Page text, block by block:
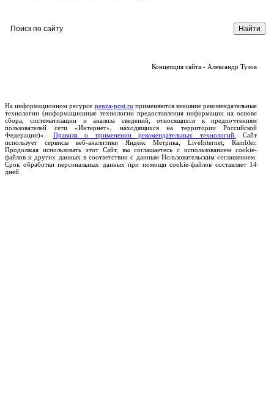
Концепция сайта - Александр Тузов
На информационном ресурсе penza-post.ru применяются внешние рекомендательные
технологии (информационные технологии предоставления информации на основе
сбора, систематизации и анализа сведений, относящихся к предпочтениям
пользователей сети «Интернет», находящихся на территории Российской
Федерации)». Правила о применении рекомендательных технологий.
Сайт
использует сервисы веб-аналитики Яндекс Метрика, LiveInternet, Rambler.
Продолжая использовать этот Сайт, вы соглашаетесь с использованием cookie-
файлов и других данных в соответствии с данным Пользовательским соглашением.
Срок обработки персональных данных при помощи cookie-файлов составляет 14
дней.